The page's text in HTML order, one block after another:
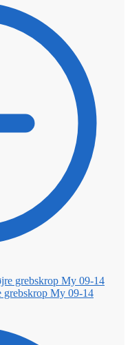
grebskrop My 09-14